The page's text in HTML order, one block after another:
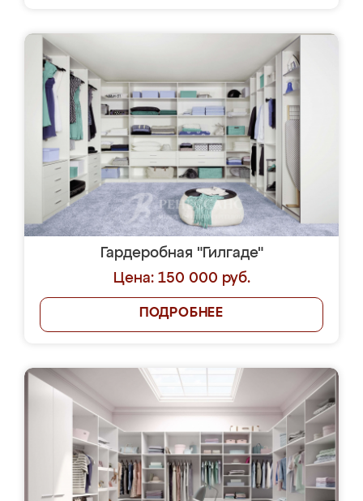
Гардеробная "Гилгаде"
Цена: 150 000 руб.
ПОДРОБНЕЕ